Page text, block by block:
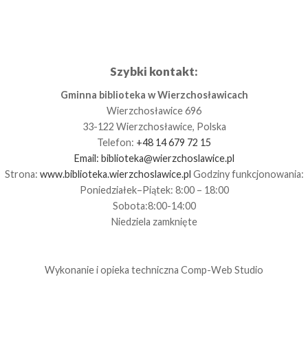
Szybki kontakt:
Gminna biblioteka w Wierzchosławicach
Wierzchosławice 696
33-122 Wierzchosławice, Polska
Telefon: +48 14 679 72 15
Email: biblioteka@wierzchoslawice.pl
Strona: www.biblioteka.wierzchoslawice.pl Godziny funkcjonowania:
Poniedziałek–Piątek: 8:00 – 18:00
Sobota:8:00-14:00
Niedziela zamknięte
Wykonanie i opieka techniczna Comp-Web Studio